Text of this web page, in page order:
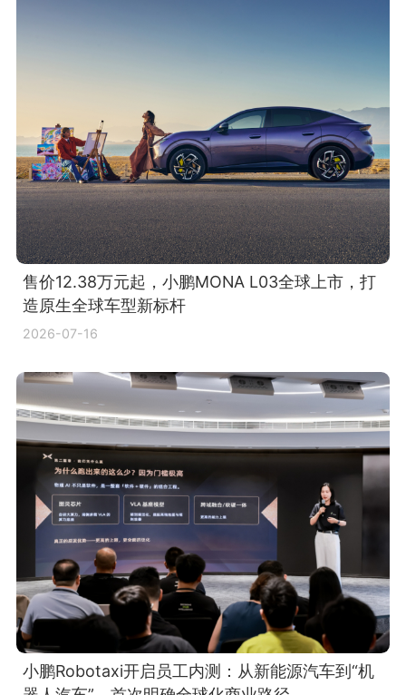
售价12.38万元起，小鹏MONA L03全球上市，打
造原生全球车型新标杆
2026-07-16
小鹏Robotaxi开启员工内测：从新能源汽车到“机